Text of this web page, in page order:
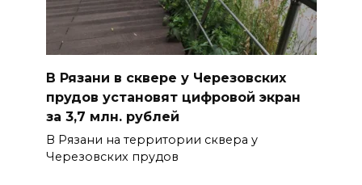
В Рязани в сквере у Черезовских
прудов установят цифровой экран
за 3,7 млн. рублей
В Рязани на территории сквера у
Черезовских прудов